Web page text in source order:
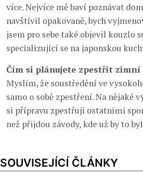
více. Nejvíce mě baví poznávat
navštívil opakovaně, bych
jsem pro sebe také objevil kouzlo
specializující se na japonskou
Čím si plánujete zpestřit zimní
Myslím, že soustředění ve
samo o sobě zpestření. Na nějaké
si přípravu zpestřuji ostatními
než přijdou závody, kde už by to
SOUVISEJÍCÍ ČLÁNKY